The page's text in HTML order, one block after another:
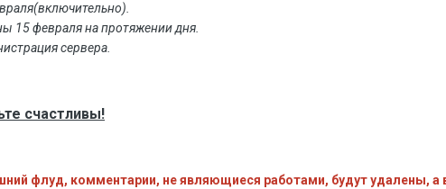
15 февраля на протяжении дня.
сервера.
счастливы!
флуд, комментарии, не являющиеся работами, будут удалены, а